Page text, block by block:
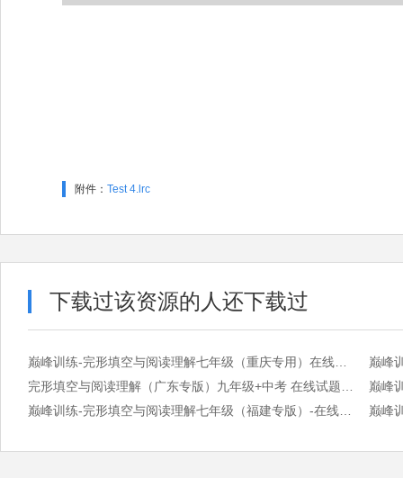
附件： Test 4.lrc
下载过该资源的人还下载过